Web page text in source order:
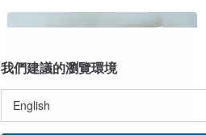
我們建議的瀏覽環境